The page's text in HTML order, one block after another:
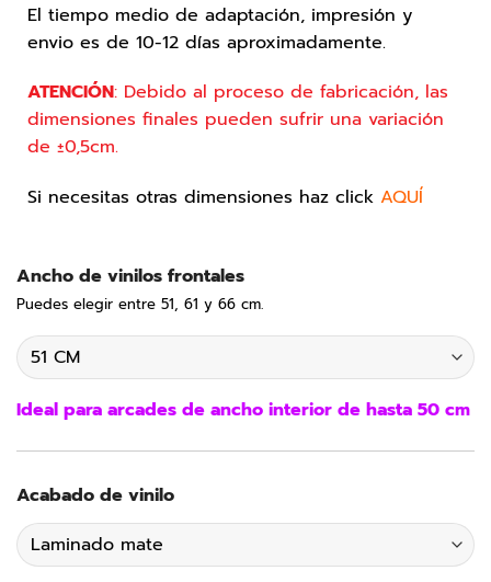
El tiempo medio de adaptación, impresión y
envio es de 10-12 días aproximadamente.
ATENCIÓN: Debido al proceso de fabricación, las
dimensiones finales pueden sufrir una variación
de ±0,5cm.
Si necesitas otras dimensiones haz click AQUÍ
Ancho de vinilos frontales
Puedes elegir entre 51, 61 y 66 cm.
Ideal para arcades de ancho interior de hasta 50 cm
Acabado de vinilo